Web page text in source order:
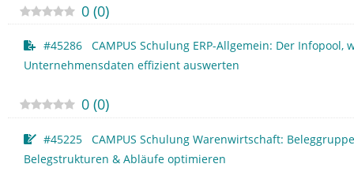
0 (0)
#45286 CAMPUS Schulung ERP-Allgemein: Der Infopool,
Unternehmensdaten effizient auswerten
0 (0)
#45225 CAMPUS Schulung Warenwirtschaft:
Belegstrukturen & Abläufe optimieren